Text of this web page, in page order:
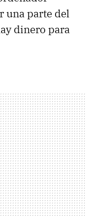
una parte del
dinero para